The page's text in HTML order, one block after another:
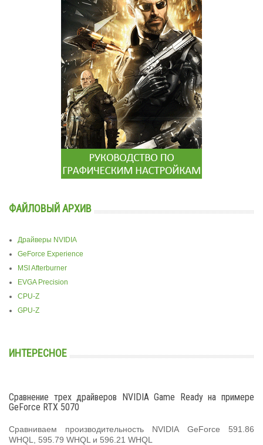
ФАЙЛОВЫЙ АРХИВ
Драйверы NVIDIA
GeForce Experience
MSI Afterburner
EVGA Precision
CPU-Z
GPU-Z
ИНТЕРЕСНОЕ
Сравнение трех драйверов NVIDIA Game Ready на примере
GeForce RTX 5070
Сравниваем производительность NVIDIA GeForce 591.86
WHQL, 595.79 WHQL и 596.21 WHQL